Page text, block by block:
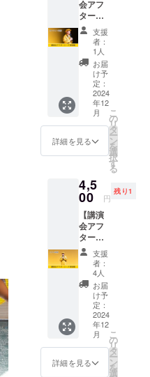
スタート。
2020年10
月、会社を
退職し独
2021年12
月、ジムを
移転。
2022年1月、
法人設立。
サマースタ
イルアワー
ド2020 千葉
スタイリッ
シュガイ部
会アフ
ター
トーク
参加権
（オン
ライン
催）】
・講演
会のア
フター
トーク
イベン
トに参
です ・
オンラ
イン開
催です
【注意
事項】
・リア
ル開催
のアフ
ター
トーク
のリ
ターン
とは別
の開催
です ・
開催日
支援
者：
1人
お届
け予
定：
2024
年12
月
詳細を見る
こ
の
リ
タ
ー
ン
を
選
択
す
る
4,5
00 円
残り1
【講演
会アフ
ター
トーク
参加権
（リア
ル開
催）】
・講演
会のア
フター
トーク
イベン
トに参
加でき
支援
者：
4人
お届
け予
定：
2024
年12
月
詳細を見る
こ
の
リ
タ
ー
ン
を
選